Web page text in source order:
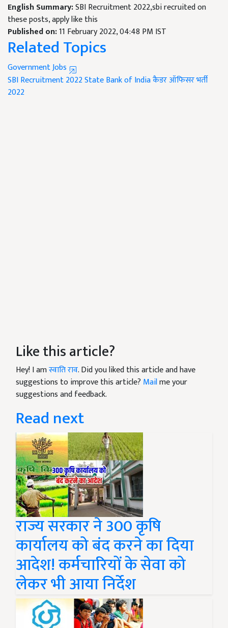
English Summary:SBI Recruitment 2022,sbi recruited on
these posts, apply like this
Published on:11 February 2022, 04:48 PM IST
Related Topics
Government Jobs
SBI Recruitment 2022State Bank of Indiaकैडर ऑफिसर भर्ती
2022
Like this article?
Hey! I amस्वाति राव. Did you liked this article and have
suggestions to improve this article? Mailme your
suggestions and feedback.
Read next
राज्य सरकार ने 300 कृषि
कार्यालय को बंद करने का दिया
आदेश! कर्मचारियों के सेवा को
लेकर भी आया निर्देश